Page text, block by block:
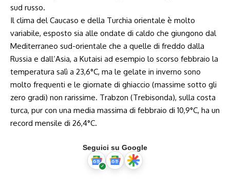
sud russo.
Il clima del Caucaso e della Turchia orientale è molto
variabile, esposto sia alle ondate di caldo che giungono dal
Mediterraneo sud-orientale che a quelle di freddo dalla
Russia e dall’Asia, a Kutaisi ad esempio lo scorso febbraio la
temperatura salì a 23,6°C, ma le gelate in inverno sono
molto frequenti e le giornate di ghiaccio (massime sotto gli
zero gradi) non rarissime. Trabzon (Trebisonda), sulla costa
turca, pur con una media massima di febbraio di 10,9°C, ha un
record mensile di 26,4°C.
Seguici su Google